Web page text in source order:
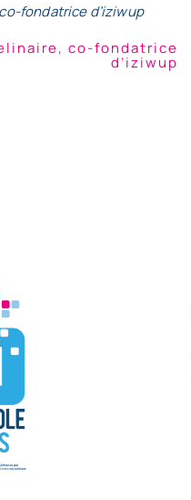
fondatrice d’iziwup
co-fondatrice
d’iziwup